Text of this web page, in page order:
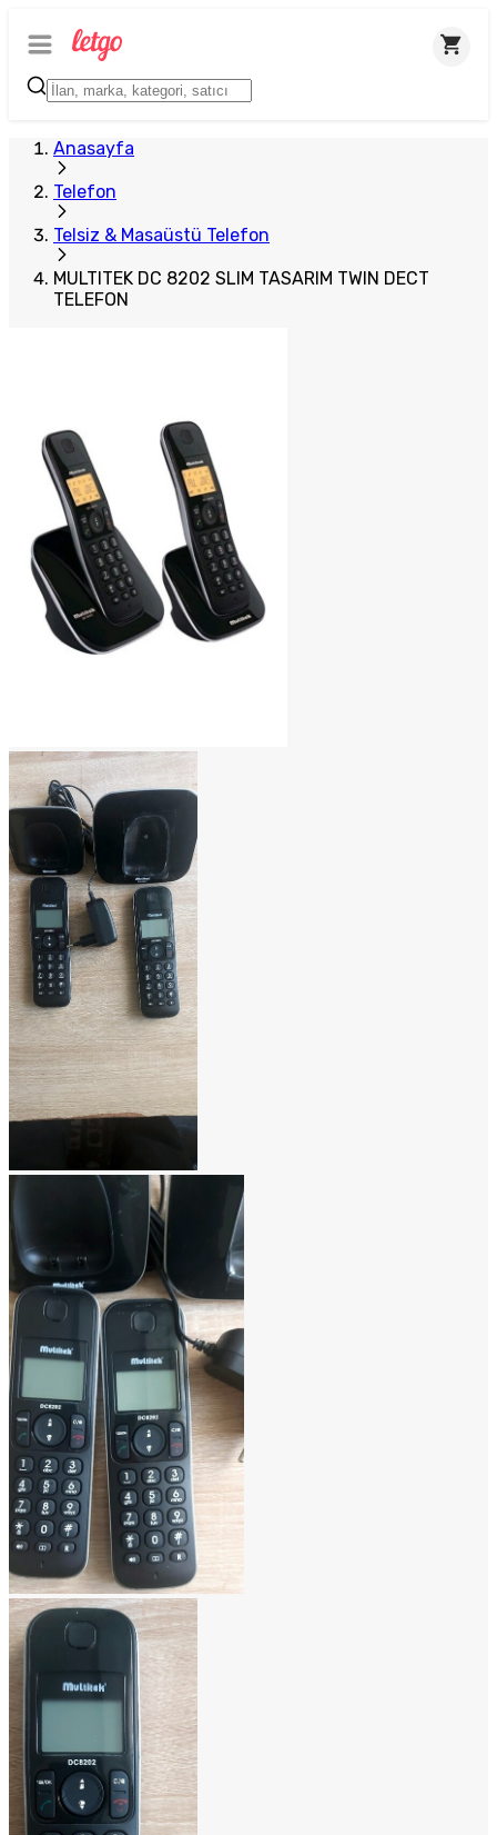
Anasayfa
Telefon
Telsiz & Masaüstü Telefon
MULTITEK DC 8202 SLIM TASARIM TWIN DECT
TELEFON